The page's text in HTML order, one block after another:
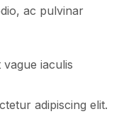
ac pulvinar
iaculis
adipiscing elit.